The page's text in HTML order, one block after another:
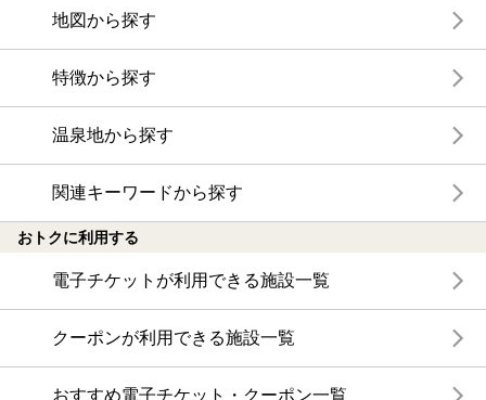
地図から探す
特徴から探す
温泉地から探す
関連キーワードから探す
おトクに利用する
電子チケットが利用できる施設一覧
クーポンが利用できる施設一覧
おすすめ電子チケット・クーポン一覧